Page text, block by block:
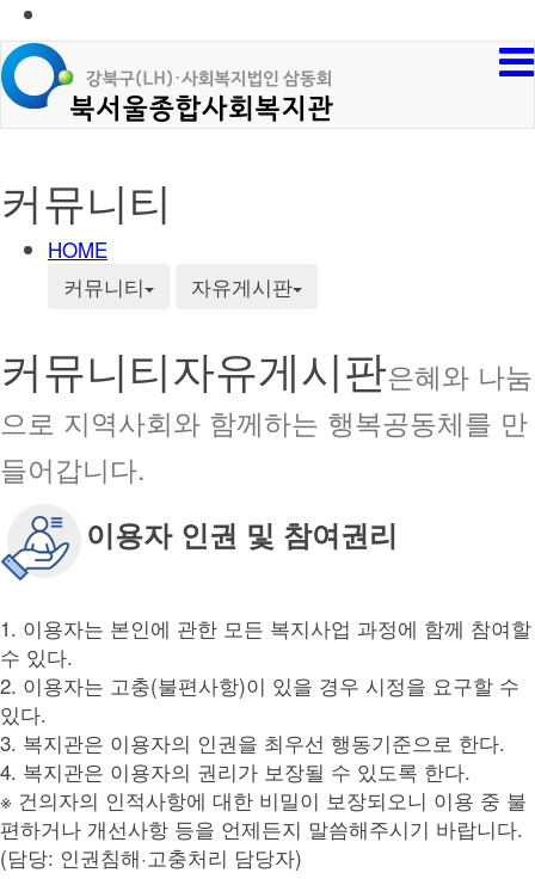
커뮤니티
HOME
커뮤니티
자유게시판
커뮤니티자유게시판은혜와 나눔
으로 지역사회와 함께하는 행복공동체를 만
들어갑니다.
이용자 인권 및 참여권리
1. 이용자는 본인에 관한 모든 복지사업 과정에 함께 참여할
수 있다.
2. 이용자는 고충(불편사항)이 있을 경우 시정을 요구할 수
있다.
3. 복지관은 이용자의 인권을 최우선 행동기준으로 한다.
4. 복지관은 이용자의 권리가 보장될 수 있도록 한다.
※ 건의자의 인적사항에 대한 비밀이 보장되오니 이용 중 불
편하거나 개선사항 등을 언제든지 말씀해주시기 바랍니다.
(담당: 인권침해·고충처리 담당자)